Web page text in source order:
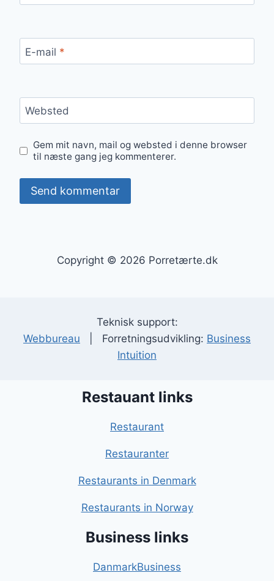
E-mail *
Websted
Gem mit navn, mail og websted i denne browser
til næste gang jeg kommenterer.
Copyright © 2026 Porretærte.dk
Teknisk support:
Webbureau | Forretningsudvikling: Business
Intuition
Restauant links
Restaurant
Restauranter
Restaurants in Denmark
Restaurants in Norway
Business links
DanmarkBusiness